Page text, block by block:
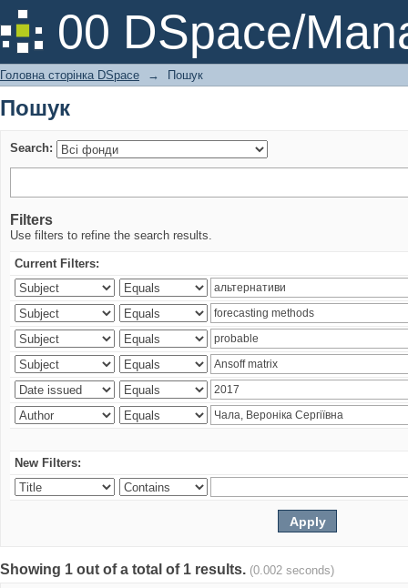
00 DSpace/
Пошук
Головна сторінка DSpace → Пошук
Пошук
Search:
Filters
Use filters to refine the search results.
Current Filters:
New Filters:
Showing 1 out of a total of 1 results. (0.002 seconds)